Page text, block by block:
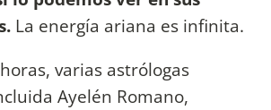
La energía ariana es infinita.
varias astrólogas
Ayelén Romano,